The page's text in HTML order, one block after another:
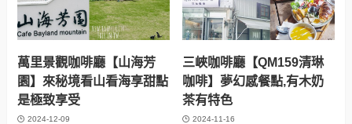
萬里景觀咖啡廳【山海芳
園】來秘境看山看海享甜點
是極致享受
2024-12-09
三峽咖啡廳【QM159清琳
咖啡】夢幻感餐點,有木奶
茶有特色
2024-11-16